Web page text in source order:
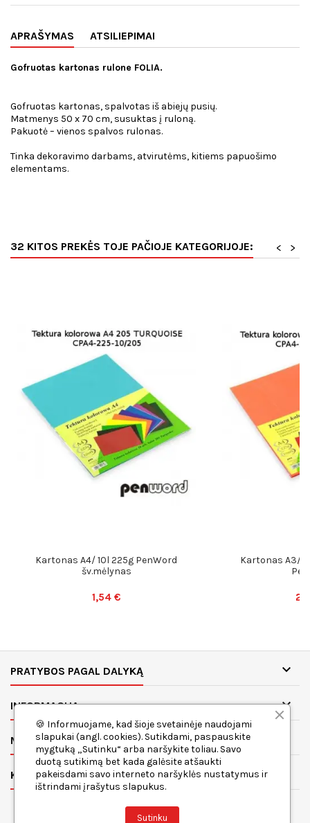
APRAŠYMAS ATSILIEPIMAI
Gofruotas kartonas rulone FOLIA.
Gofruotas kartonas, spalvotas iš abiejų pusių.
Matmenys 50 x 70 cm, susuktas į ruloną.
Pakuotė – vienos spalvos rulonas.
Tinka dekoravimo darbams, atvirutėms, kitiems papuošimo
elementams.
32 KITOS PREKĖS TOJE PAČIOJE KATEGORIJOJE: >
<
Kartonas A4/ 10l 225g PenWord
šv.mėlynas
1,54 €
Kartonas A3/
PRATYBOS PAGAL DALYKĄ 
INFORMACIJA 
MANO PASKYRA
KONTAKTAI
🍪 Informuojame, kad šioje svetainėje naudojami
slapukai (angl. cookies). Sutikdami, paspauskite
mygtuką „Sutinku“ arba naršykite toliau. Savo
duotą sutikimą bet kada galėsite atšaukti
pakeisdami savo interneto naršyklės nustatymus ir
ištrindami įrašytus slapukus.
Sutinku